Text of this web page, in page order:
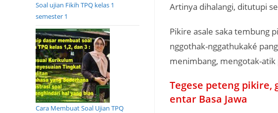
Artinya dihalangi, ditutupi
Pikire asale saka tembung
nggothak-nggathukaké
menimbang, mengotak-
Tegese peteng
entar Basa Jawa
Soal ujian Fikih TPQ kelas 1
semester 1
Cara Membuat Soal Ujian TPQ